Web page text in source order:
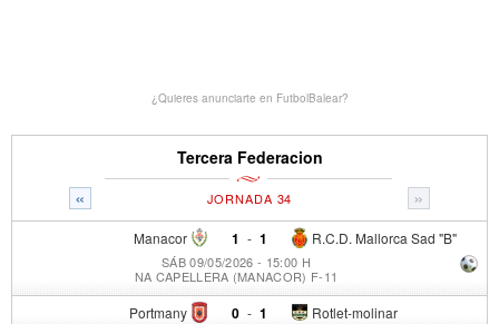
¿Quieres anunciarte en FutbolBalear?
Tercera Federacion
« »
JORNADA 34
Manacor 1 - R.C.D. Mallorca Sad "B"
1
SÁB 09/05/2026 - 15:00 H
NA CAPELLERA (MANACOR) F-11
Portmany 0 - Rotlet-molinar
1